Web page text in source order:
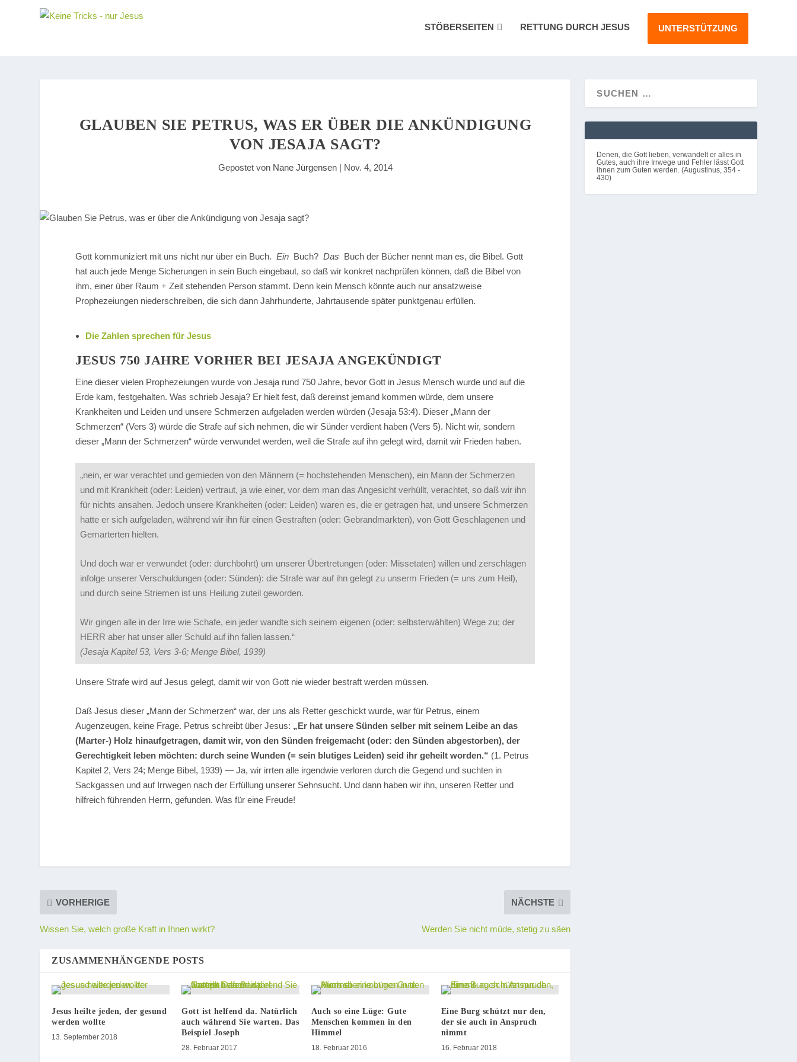
STÖBERSEITEN RETTUNG DURCH JESUS UNTERSTÜTZUNG
GLAUBEN SIE PETRUS, WAS ER ÜBER DIE ANKÜNDIGUNG
VON JESAJA SAGT?
Gepostet von Nane Jürgensen| Nov. 4, 2014
Gott kommuniziert mit uns nicht nur über ein Buch.Ein Buch?Das Buch der Bücher nennt man es, die Bibel. Gott
hat auch jede Menge Sicherungen in sein Buch eingebaut, so daß wir konkret nachprüfen können, daß die Bibel von
ihm, einer über Raum + Zeit stehenden Person stammt. Denn kein Mensch könnte auch nur ansatzweise
Prophezeiungen niederschreiben, die sich dann Jahrhunderte, Jahrtausende später punktgenau erfüllen.
Die Zahlen sprechen für Jesus
JESUS 750 JAHRE VORHER BEI JESAJA ANGEKÜNDIGT
Eine dieser vielen Prophezeiungen wurde von Jesaja rund 750 Jahre, bevor Gott in Jesus Mensch wurde und auf die
Erde kam, festgehalten. Was schrieb Jesaja? Er hielt fest, daß dereinst jemand kommen würde, dem unsere
Krankheiten und Leiden und unsere Schmerzen aufgeladen werden würden (Jesaja 53:4). Dieser „Mann der
Schmerzen“ (Vers 3) würde die Strafe auf sich nehmen, die wir Sünder verdient haben (Vers 5). Nicht wir, sondern
dieser „Mann der Schmerzen“ würde verwundet werden, weil die Strafe auf ihn gelegt wird, damit wir Frieden haben.
„nein, er war verachtet und gemieden von den Männern (= hochstehenden Menschen), ein Mann der Schmerzen
und mit Krankheit (oder: Leiden) vertraut, ja wie einer, vor dem man das Angesicht verhüllt, verachtet, so daß wir ihn
für nichts ansahen. Jedoch unsere Krankheiten (oder: Leiden) waren es, die er getragen hat, und unsere Schmerzen
hatte er sich aufgeladen, während wir ihn für einen Gestraften (oder: Gebrandmarkten), von Gott Geschlagenen und
Gemarterten hielten.
Und doch war er verwundet (oder: durchbohrt) um unserer Übertretungen (oder: Missetaten) willen und zerschlagen
infolge unserer Verschuldungen (oder: Sünden): die Strafe war auf ihn gelegt zu unserm Frieden (= uns zum Heil),
und durch seine Striemen ist uns Heilung zuteil geworden.
Wir gingen alle in der Irre wie Schafe, ein jeder wandte sich seinem eigenen (oder: selbsterwählten) Wege zu; der
HERR aber hat unser aller Schuld auf ihn fallen lassen.“
(Jesaja Kapitel 53, Vers 3-6; Menge Bibel, 1939)
Unsere Strafe wird auf Jesus gelegt, damit wir von Gott nie wieder bestraft werden müssen.
Daß Jesus dieser „Mann der Schmerzen“ war, der uns als Retter geschickt wurde, war für Petrus, einem
Augenzeugen, keine Frage. Petrus schreibt über Jesus: „Er hat unsere Sünden selber mit seinem Leibe an das
(Marter-) Holz hinaufgetragen, damit wir, von den Sünden freigemacht (oder: den Sünden abgestorben), der
Gerechtigkeit leben möchten: durch seine Wunden (= sein blutiges Leiden) seid ihr geheilt worden.“ (1. Petrus
Kapitel 2, Vers 24; Menge Bibel, 1939) — Ja, wir irrten alle irgendwie verloren durch die Gegend und suchten in
Sackgassen und auf Irrwegen nach der Erfüllung unserer Sehnsucht. Und dann haben wir ihn, unseren Retter und
hilfreich führenden Herrn, gefunden. Was für eine Freude!
VORHERIGE
Wissen Sie, welch große Kraft in Ihnen wirkt?
NÄCHSTE
Werden Sie nicht müde, stetig zu säen
ZUSAMMENHÄNGENDE POSTS
Jesus heilte jeden, der gesund
werden wollte
13. September 2018
Gott ist helfend da. Natürlich
auch während Sie warten. Das
Beispiel Joseph
28. Februar 2017
Auch so eine Lüge: Gute
Menschen kommen in den
Himmel
18. Februar 2016
Eine Burg schützt nur den,
der sie auch in Anspruch
nimmt
16. Februar 2018
Denen, die Gott lieben, verwandelt er alles in
Gutes, auch ihre Irrwege und Fehler lässt Gott
ihnen zum Guten werden. (Augustinus, 354 -
430)